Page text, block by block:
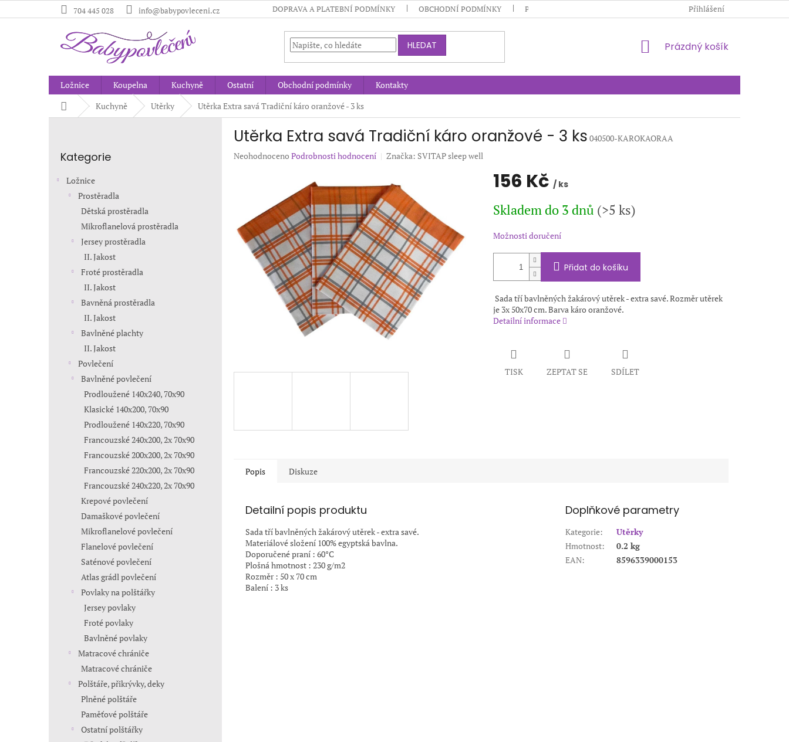
na
704 445 028 info@babypovleceni.cz DOPRAVA A PLATEBNÍ PODMÍNKY OBCHODNÍ PODMÍNKY PODMÍNKY OCHRANY OSOBNÍCH ÚDAJŮ KONTAKTY
Přihlášení
HLEDAT
NÁKUPNÍ
Prázdný košík
Ložnice Koupelna Kuchyně Ostatní Obchodní podmínky
Kontakty
Domů Kuchyně Utěrky Utěrka Extra savá Tradiční káro oranžové - 3 ks
kategorie
Kategorie
Ložnice
Prostěradla
Dětská prostěradla
Mikroflanelová prostěradla
Jersey prostěradla
II. Jakost
Froté prostěradla
II. Jakost
Bavněná prostěradla
II. Jakost
Bavlněné plachty
II. Jakost
Povlečení
Bavlněné povlečení
Prodloužené 140x240, 70x90
Klasické 140x200, 70x90
Prodloužené 140x220, 70x90
Francouzské 240x200, 2x 70x90
Francouzské 200x200, 2x 70x90
Francouzské 220x200, 2x 70x90
Francouzské 240x220, 2x 70x90
Krepové povlečení
Damaškové povlečení
Mikroflanelové povlečení
Flanelové povlečení
Saténové povlečení
Atlas grádl povlečení
Povlaky na polštářky
Jersey povlaky
Froté povlaky
Bavlněné povlaky
Matracové chrániče
Matracové chrániče
Polštáře, přikrývky, deky
Plněné polštáře
Paměťové polštáře
Ostatní polštářky
Utěrka Extra savá Tradiční káro oranžové - 3 ks 040500-KAROKAORAA
Průměrné
hvězdiček.
Neohodnoceno Podrobnosti hodnocení Značka: SVITAP sleep well
156 Kč / ks
cena:
Skladem do 3 dnů (>5 ks)
Možnosti doručení
Přidat do košíku
Sada tří bavlněných žakárový utěrek - extra savé. Rozměr utěrek
je 3x 50x70 cm. Barva káro oranžové.
Detailní informace
TISK ZEPTAT SE SDÍLET
Popis Diskuze
Detailní popis produktu
Sada tří bavlněných žakárový utěrek - extra savé.
Materiálové složení 100% egyptská bavlna.
Doporučené praní : 60°C
Plošná hmotnost : 230 g/m2
Rozměr : 50 x 70 cm
Balení : 3 ks
Doplňkové parametry
Kategorie:
Utěrky
Hmotnost:
0.2 kg
EAN: 8596339000153